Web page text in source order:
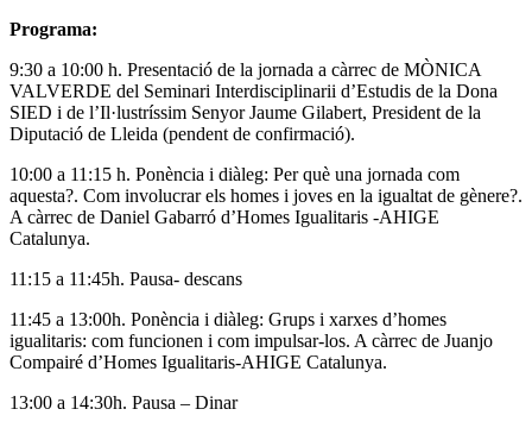
Programa:
9:30 a 10:00 h. Presentació de la jornada a càrrec de MÒNICA
VALVERDE del Seminari Interdisciplinarii d’Estudis de la Dona
SIED i de l’Il·lustríssim Senyor Jaume Gilabert, President de la
Diputació de Lleida (pendent de confirmació).
10:00 a 11:15 h. Ponència i diàleg: Per què una jornada com
aquesta?. Com involucrar els homes i joves en la igualtat de gènere?.
A càrrec de Daniel Gabarró d’Homes Igualitaris -AHIGE
Catalunya.
11:15 a 11:45h. Pausa- descans
11:45 a 13:00h. Ponència i diàleg: Grups i xarxes d’homes
igualitaris: com funcionen i com impulsar-los. A càrrec de Juanjo
Compairé d’Homes Igualitaris-AHIGE Catalunya.
13:00 a 14:30h. Pausa – Dinar